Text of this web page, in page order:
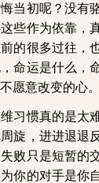
当初呢？没有
些作为依靠，
的很多过往，
命运是什么，
愿意改变的心。
习惯真的是太
旋，进进退退
败只是短暂的
你的对手是你